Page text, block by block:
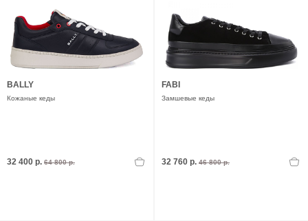
BALLY
Кожаные кеды
32 400 р. 64 800 р.
FABI
Замшевые кеды
32 760 р. 46 800 р.